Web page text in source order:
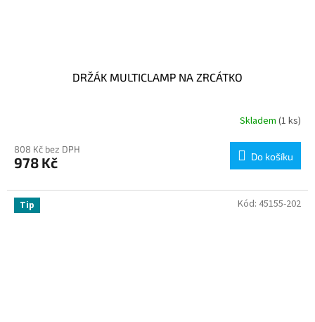
DRŽÁK MULTICLAMP NA ZRCÁTKO
Skladem (1 ks)
808 Kč bez DPH
978 Kč Do košíku
Tip Kód: 45155-202